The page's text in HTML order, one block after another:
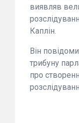
виявляв
Каплін.
Він
трибуну
про